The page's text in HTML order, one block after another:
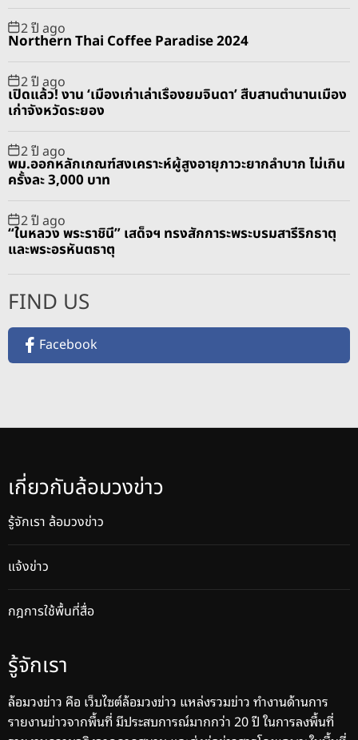
2 ปี ago
Northern Thai Coffee Paradise 2024
2 ปี ago
เปิดแล้ว! งาน ‘เมืองเก่าเล่าเรื่องยมจินดา’ สืบสานตำนานเมือง
เก่าจังหวัดระยอง
2 ปี ago
พม.ออกหลักเกณฑ์สงเคราะห์ผู้สูงอายุภาวะยากลำบาก ไม่เกิน
ครั้งละ 3,000 บาท
2 ปี ago
“ในหลวง พระราชินี” เสด็จฯ ทรงสักการะพระบรมสารีริกธาตุ
และพระอรหันตธาตุ
FIND US
Facebook
เกี่ยวกับล้อมวงข่าว
รู้จักเรา ล้อมวงข่าว
แจ้งข่าว
กฎการใช้พื้นที่สื่อ
รู้จักเรา
ล้อมวงข่าว คือ เว็บไซต์ล้อมวงข่าว แหล่งรวมข่าว ทำงานด้านการ
รายงานข่าวจากพื้นที่ มีประสบการณ์มากกว่า 20 ปี ในการลงพื้นที่